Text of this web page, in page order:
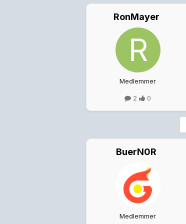
RonMayer
Medlemmer
2 0
BuerN0R
Medlemmer